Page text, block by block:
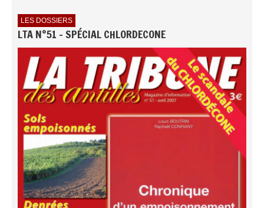
LES DOSSIERS
LTA N°51 - SPÉCIAL CHLORDECONE